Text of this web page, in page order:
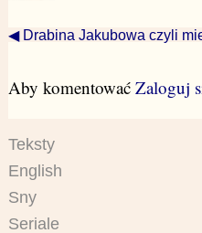
◀ Drabina Jakubowa czyli
Aby komentować Zaloguj
Teksty
English
Sny
Seriale